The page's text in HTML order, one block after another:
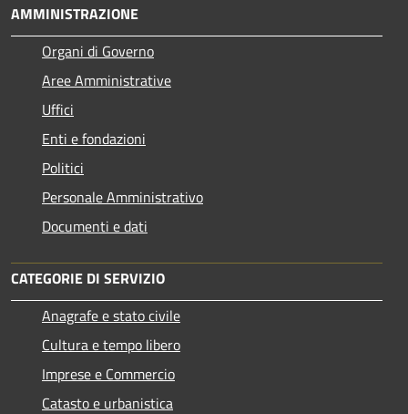
AMMINISTRAZIONE
Organi di Governo
Aree Amministrative
Uffici
Enti e fondazioni
Politici
Personale Amministrativo
Documenti e dati
CATEGORIE DI SERVIZIO
Anagrafe e stato civile
Cultura e tempo libero
Imprese e Commercio
Catasto e urbanistica